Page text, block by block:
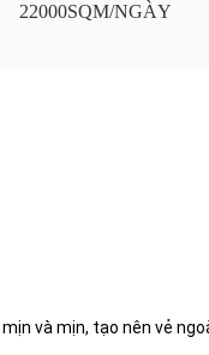
22000SQM/NGÀY
và mịn, tạo nên vẻ